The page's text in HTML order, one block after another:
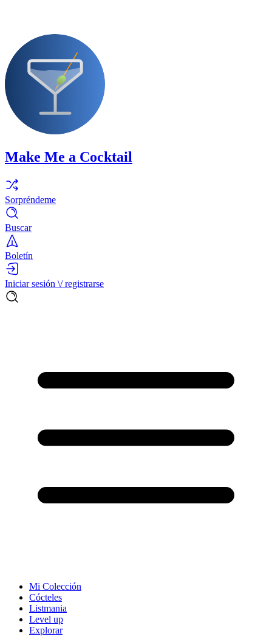
Make Me a Cocktail
Sorpréndeme
Buscar
Boletín
Iniciar sesión \/ registrarse
Mi Colección
Cócteles
Listmania
Level up
Explorar